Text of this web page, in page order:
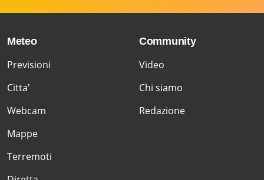
Meteo
Previsioni
Citta'
Webcam
Mappe
Terremoti
Community
Video
Chi siamo
Redazione